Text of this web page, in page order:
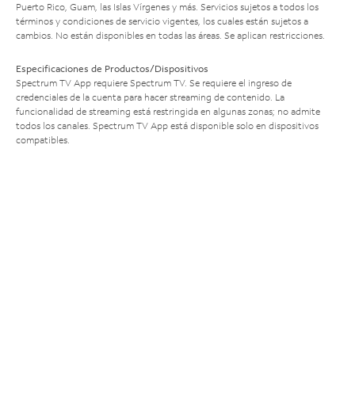
Puerto Rico, Guam, las Islas Vírgenes y más. Servicios sujetos a todos los
términos y condiciones de servicio vigentes, los cuales están sujetos a
cambios. No están disponibles en todas las áreas. Se aplican restricciones.
Especificaciones de Productos/Dispositivos
Spectrum TV App requiere Spectrum TV. Se requiere el ingreso de
credenciales de la cuenta para hacer streaming de contenido. La
funcionalidad de streaming está restringida en algunas zonas; no admite
todos los canales. Spectrum TV App está disponible solo en dispositivos
compatibles.